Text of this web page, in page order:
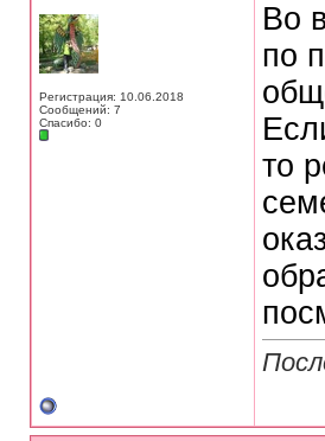
Регистрация: 10.06.2018
Сообщений: 7
Спасибо: 0
Во
по
то